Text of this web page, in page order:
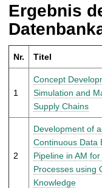
u
f
u
f
n
Ergebnis
Nr. Titel
1
Concept
Simulation and
Supply Chains
2
Development of
Continuous Data
Pipeline in AM
Processes using
Knowledge